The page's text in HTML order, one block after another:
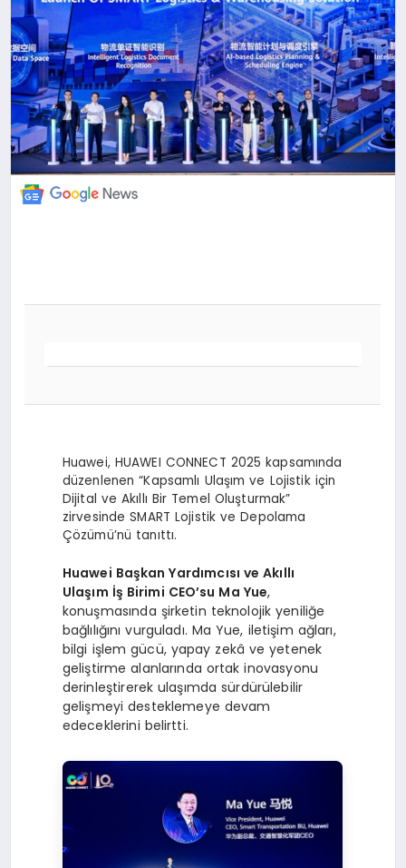
TEKNOLOJİ
SAĞLIK
EĞİTİM
Huawei, HUAWEI CONNECT 2025 kapsamında
düzenlenen “Kapsamlı Ulaşım ve Lojistik için
Dijital ve Akıllı Bir Temel Oluşturmak”
zirvesinde SMART Lojistik ve Depolama
Çözümü’nü tanıttı.
Huawei Başkan Yardımcısı ve Akıllı
Ulaşım İş Birimi CEO’su Ma Yue,
konuşmasında şirketin teknolojik yeniliğe
bağlılığını vurguladı. Ma Yue, iletişim ağları,
bilgi işlem gücü, yapay zekâ ve yetenek
geliştirme alanlarında ortak inovasyonu
derinleştirerek ulaşımda sürdürülebilir
gelişmeyi desteklemeye devam
edeceklerini belirtti.